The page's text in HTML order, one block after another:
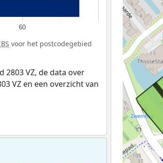
60
voor het postcodegebied
2803 VZ, de data over
VZ en een overzicht van